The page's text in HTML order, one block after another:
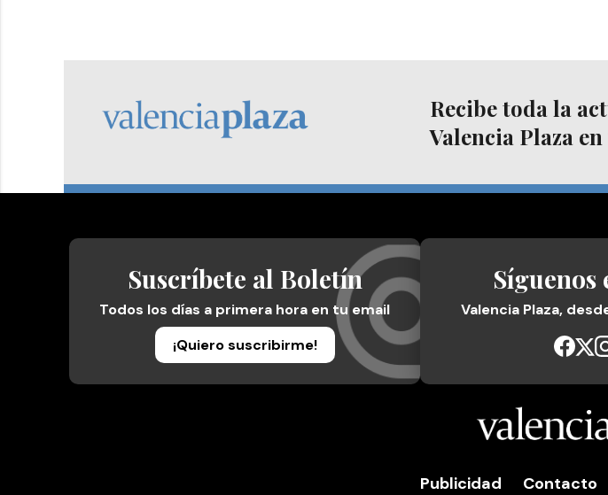
Recibe toda la
Valencia Plaza
Suscríbete al Boletín
Todos los días a primera hora en tu email
¡Quiero suscribirme!
Síguenos
Valencia Plaza,
Publicidad Contacto